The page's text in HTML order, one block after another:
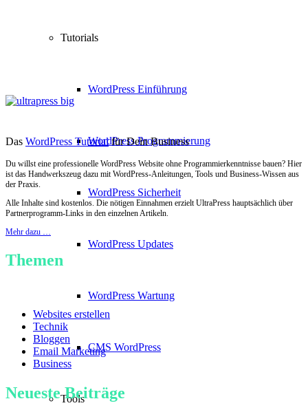
Tutorials
WordPress Einführung
WordPress Programmierung
WordPress Sicherheit
WordPress Updates
WordPress Wartung
CMS WordPress
Tools
Das WordPress Tutorialfür Dein Business
Du willst eine professionelle WordPress Website ohne Programmierkenntnisse bauen? Hier
ist das Handwerkszeug dazu mit WordPress-Anleitungen, Tools und Business-Wissen aus
der Praxis.
Alle Inhalte sind kostenlos. Die nötigen Einnahmen erzielt UltraPress hauptsächlich über
Partnerprogramm-Links in den einzelnen Artikeln.
Mehr dazu …
Themen
Websites erstellen
Technik
Bloggen
Email Marketing
Business
Neueste Beiträge